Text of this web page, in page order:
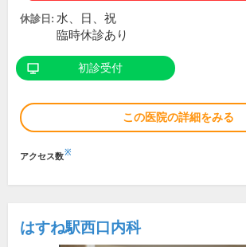
休診日: 水、日、祝
臨時休診あり
初診受付
この医院の詳細をみる
アクセス数※
はすね駅西口内科